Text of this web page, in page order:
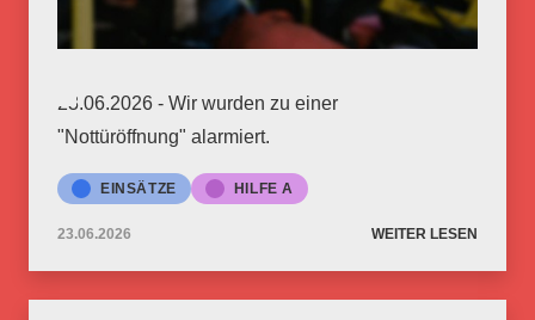
23.06.2026 - Wir wurden zu einer
"Nottüröffnung" alarmiert.
EINSÄTZE HILFE A
23.06.2026 WEITER LESEN